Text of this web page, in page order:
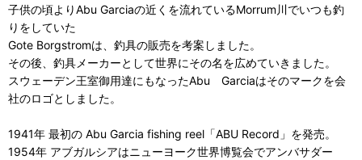
子供の頃よりAbu Garciaの近くを流れているMorrum川でいつも釣
りをしていた
Gote Borgstromは、釣具の販売を考案しました。
その後、釣具メーカーとして世界にその名を広めていきました。
スウェーデン王室御用達にもなったAbu Garciaはそのマークを会
社のロゴとしました。
1941年 最初の Abu Garcia fishing reel「ABU Record」を発売。
1954年 アブガルシアはニューヨーク世界博覧会でアンバサダー